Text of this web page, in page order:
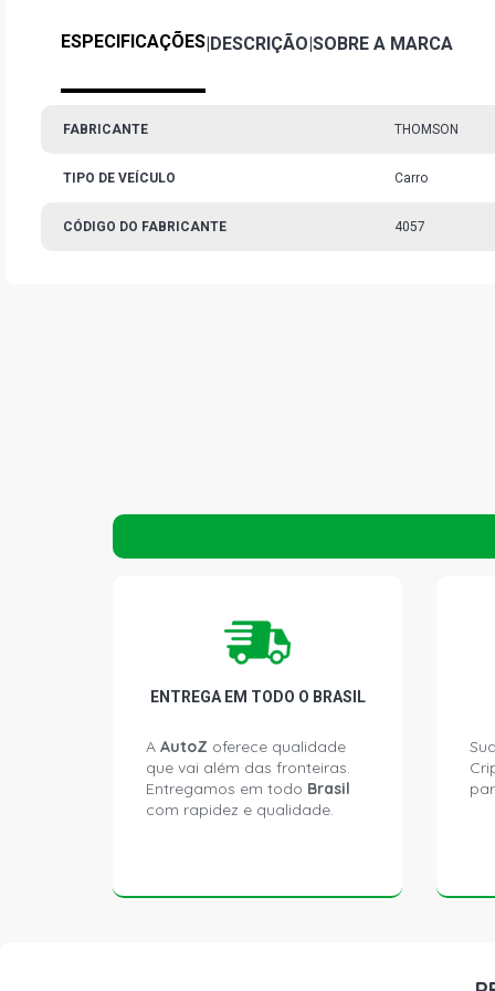
ESPECIFICAÇÕES|DESCRIÇÃO|SOBRE A MARCA
FABRICANTE THOMSON
TIPO DE VEÍCULO Carro
CÓDIGO DO FABRICANTE 4057
ENTREGA EM TODO O BRASIL
A AutoZ oferece qualidade
que vai além das fronteiras.
Entregamos em todo Brasil
com rapidez e qualidade.